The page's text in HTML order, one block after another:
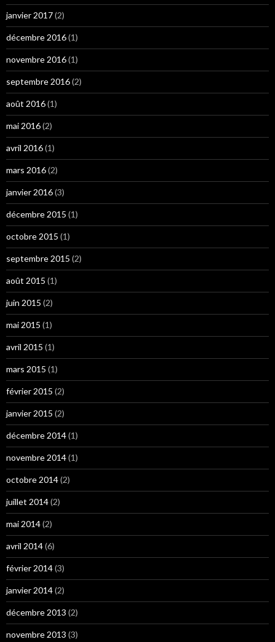
janvier 2017(2)
décembre 2016(1)
novembre 2016(1)
septembre 2016(2)
août 2016(1)
mai 2016(2)
avril 2016(1)
mars 2016(2)
janvier 2016(3)
décembre 2015 (1)
octobre 2015 (1)
septembre 2015 (2)
août 2015 (1)
juin 2015 (2)
mai 2015 (1)
avril 2015 (1)
mars 2015 (1)
février 2015 (2)
janvier 2015 (2)
décembre 2014(1)
novembre 2014(1)
octobre 2014(2)
juillet 2014(2)
mai 2014(2)
avril 2014(6)
février 2014(3)
janvier 2014(2)
décembre 2013 (2)
novembre 2013 (3)